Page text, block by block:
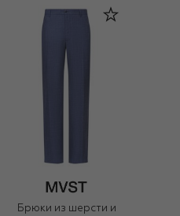
Брюки из шерсти и